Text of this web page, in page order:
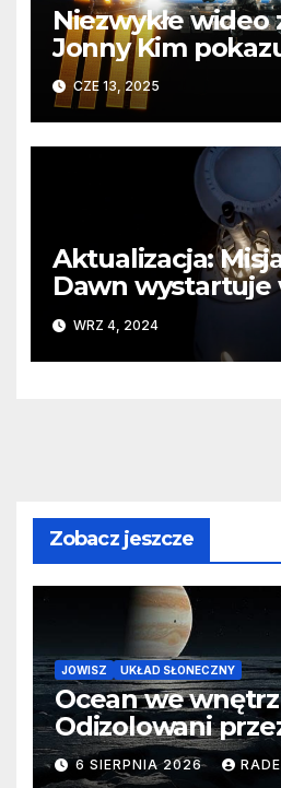
Niezwykłe wideo
Jonny Kim
Ziemi z pokładu
CZE 13, 2025
Aktualizacja:
Dawn wystartuje
WRZ 4, 2024
Zobacz jeszcze
JOWISZ UKŁAD SŁONECZNY
Ocean we
Odizolowani
barierę
6 SIERPNIA 2026